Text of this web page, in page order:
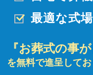
最適な式
『お葬式の事
を無料で進呈してお